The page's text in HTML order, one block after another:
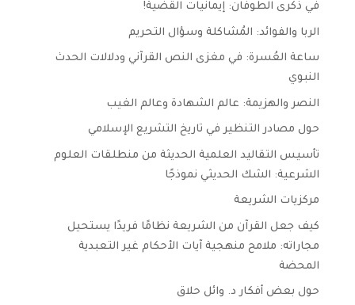
في ذكرى الطوفان: إيمانيات القضية!
الربا والفوائد: المُشاكلة وسؤال التحريم
ساعة العُسرة: في مغزى النص القرآني ودلالات الحدث
النبوي
النصر والهزيمة: عالم الشهادة وعالم الغيب
حول مصادر التنظير في تاريخ التشريع الإسلامي
تأسيس التقاليد العلمية الحديثة من منطلقات العلوم
الشرعية: الشك الحديثي نموذجًا
مركزيات الشريعة
كيف جعل القرآن من الشريعة نظامًا فريدًا يستحيل
مجاراته: ملامح منهجية آيات الأحكام غير التعبدية
المحضة
حول بعض أفكار د. وائل حلاق